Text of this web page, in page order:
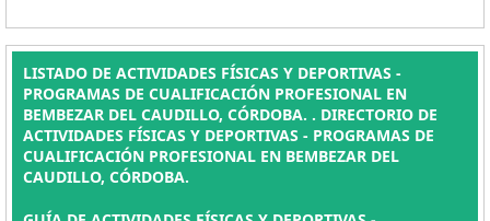
LISTADO DE ACTIVIDADES FÍSICAS Y DEPORTIVAS -
PROGRAMAS DE CUALIFICACIÓN PROFESIONAL EN
BEMBEZAR DEL CAUDILLO, CÓRDOBA. . DIRECTORIO DE
ACTIVIDADES FÍSICAS Y DEPORTIVAS - PROGRAMAS DE
CUALIFICACIÓN PROFESIONAL EN BEMBEZAR DEL
CAUDILLO, CÓRDOBA.